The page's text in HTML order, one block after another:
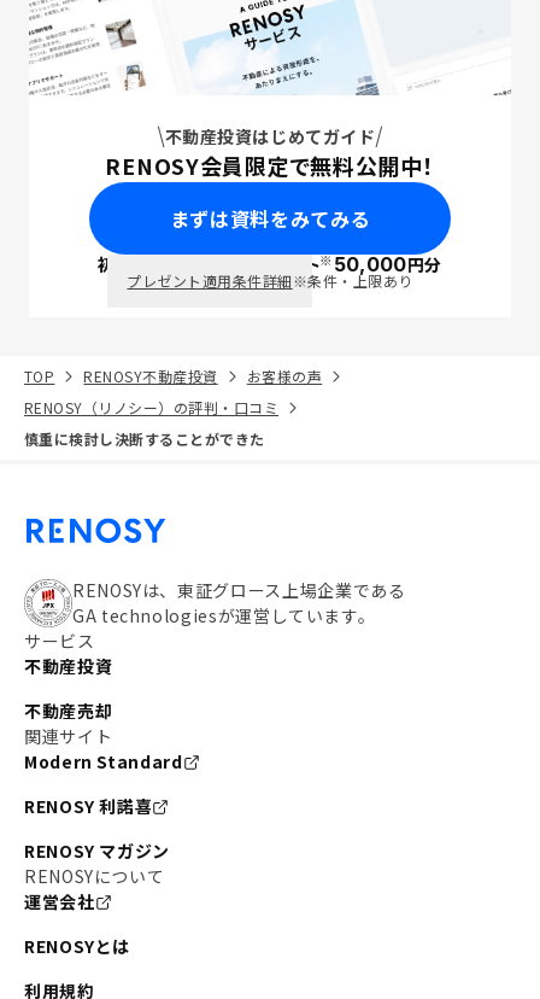
不動産投資はじめてガイド
RENOSY会員限定で無料公開中！
まずは資料をみてみる
初回面談で ポイント※50,000円分
プレゼント適用条件詳細※条件・上限あり
TOP RENOSY不動産投資
お客様の声
RENOSY（リノシー）の評判・口コミ
慎重に検討し決断することができた
RENOSYは、東証グロース上場企業である
GA technologiesが運営しています。
サービス
不動産投資
不動産売却
関連サイト
Modern Standard
RENOSY 利諾喜
RENOSY マガジン
RENOSYについて
運営会社
RENOSYとは
利用規約